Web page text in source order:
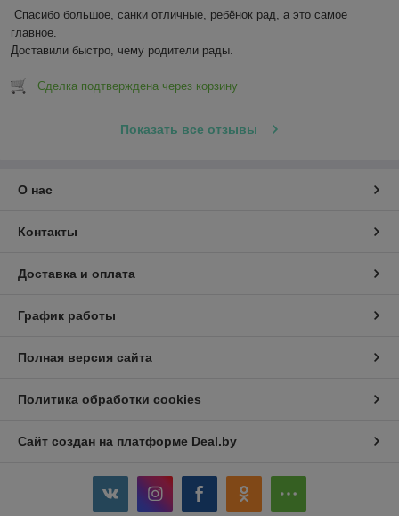
Спасибо большое, санки отличные, ребёнок рад, а это самое
главное.
Доставили быстро, чему родители рады.
Сделка подтверждена через корзину
Показать все отзывы
О нас
Контакты
Доставка и оплата
График работы
Полная версия сайта
Политика обработки cookies
Сайт создан на платформе Deal.by